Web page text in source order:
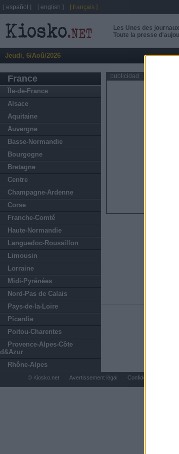
Les Unes des
Toute la presse
Jeudi, 6/Aoû/2026
France
Île-de-France
Alsace
Aquitaine
Auvergne
Basse-Normandie
Bourgogne
Bretagne
Centre
Champagne-Ardenne
Corse
Franche-Comté
Haute-Normandie
Languedoc-Roussillon
Limousin
Lorraine
Midi-Pyrénées
Nord-Pas de Calais
Pays-de-la-Loire
Picardie
Poitou-Charentes
Provence-Alpes-Côte
d&Azur
Rhône-Alpes
publicidad
[ español ] [ english ] [ français ]
© Kiosko.net Avertissement légal Confidentialité et